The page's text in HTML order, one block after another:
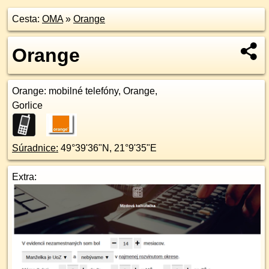
Cesta: OMA» Orange
Orange
Orange: mobilné telefóny, Orange,
Gorlice
Súradnice: 49°39'36"N , 21°9'35"E
Extra: